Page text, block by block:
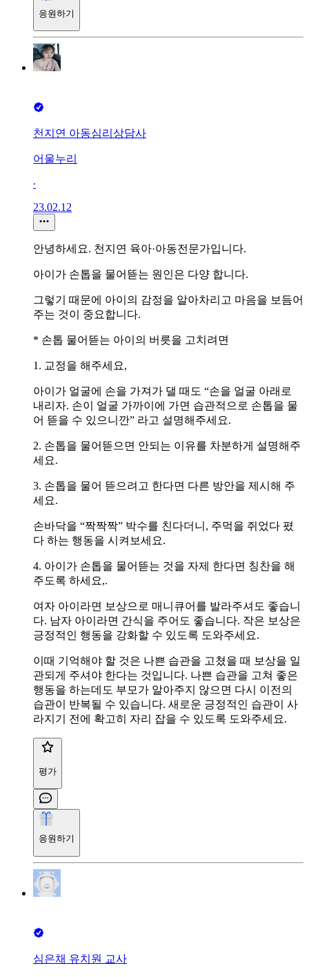
응원하기
천지연 아동심리상담사
어울누리
∙
23.02.12
안녕하세요. 천지연 육아·아동전문가입니다.
아이가 손톱을 물어뜯는 원인은 다양 합니다.
그렇기 때문에 아이의 감정을 알아차리고 마음을 보듬어
주는 것이 중요합니다.
* 손톱 물어뜯는 아이의 버릇을 고치려면
1. 교정을 해주세요,
아이가 얼굴에 손을 가져가 댈 때도 “손을 얼굴 아래로
내리자. 손이 얼굴 가까이에 가면 습관적으로 손톱을 물
어 뜯을 수 있으니깐” 라고 설명해주세요.
2. 손톱을 물어뜯으면 안되는 이유를 차분하게 설명해주
세요.
3. 손톱을 물어 뜯으려고 한다면 다른 방안을 제시해 주
세요.
손바닥을 “짝짝짝” 박수를 친다더니, 주먹을 쥐었다 폈
다 하는 행동을 시켜보세요.
4. 아이가 손톱을 물어뜯는 것을 자제 한다면 칭찬을 해
주도록 하세요,.
여자 아이라면 보상으로 매니큐어를 발라주셔도 좋습니
다. 남자 아이라면 간식을 주어도 좋습니다. 작은 보상은
긍정적인 행동을 강화할 수 있도록 도와주세요.
이때 기억해야 할 것은 나쁜 습관을 고쳤을 때 보상을 일
관되게 주셔야 한다는 것입니다. 나쁜 습관을 고쳐 좋은
행동을 하는데도 부모가 알아주지 않으면 다시 이전의
습관이 반복될 수 있습니다. 새로운 긍정적인 습관이 사
라지기 전에 확고히 자리 잡을 수 있도록 도와주세요.
평가
응원하기
심은채 유치원 교사